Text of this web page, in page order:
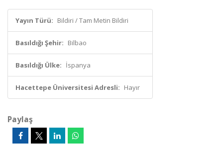
Yayın Türü: Bildiri / Tam Metin Bildiri
Basıldığı Şehir: Bilbao
Basıldığı Ülke: İspanya
Hacettepe Üniversitesi Adresli: Hayır
Paylaş